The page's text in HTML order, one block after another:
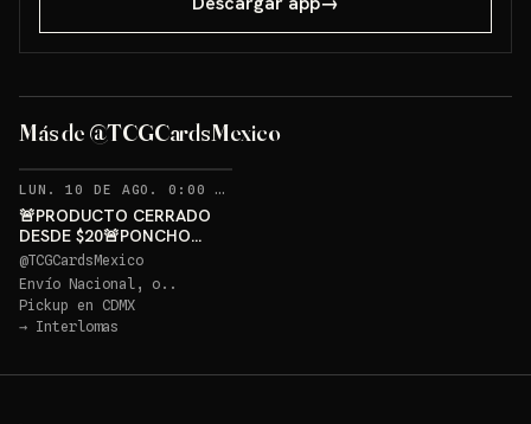
Más de @TCGCardsMexico
PONCHO PIKACHU PSA 10
Sorteo: PONCHO PIKACHU PSA 10 GRATIS→
LUN. 10 DE AGO. 0:00 AM
🚨PRODUCTO CERRADO
DESDE $20🚨PONCHO
PIKACHU PSA 10 GRATIS
@TCGCardsMexico
Envío Nacional, o..
Pickup en CDMX
→ Interlomas